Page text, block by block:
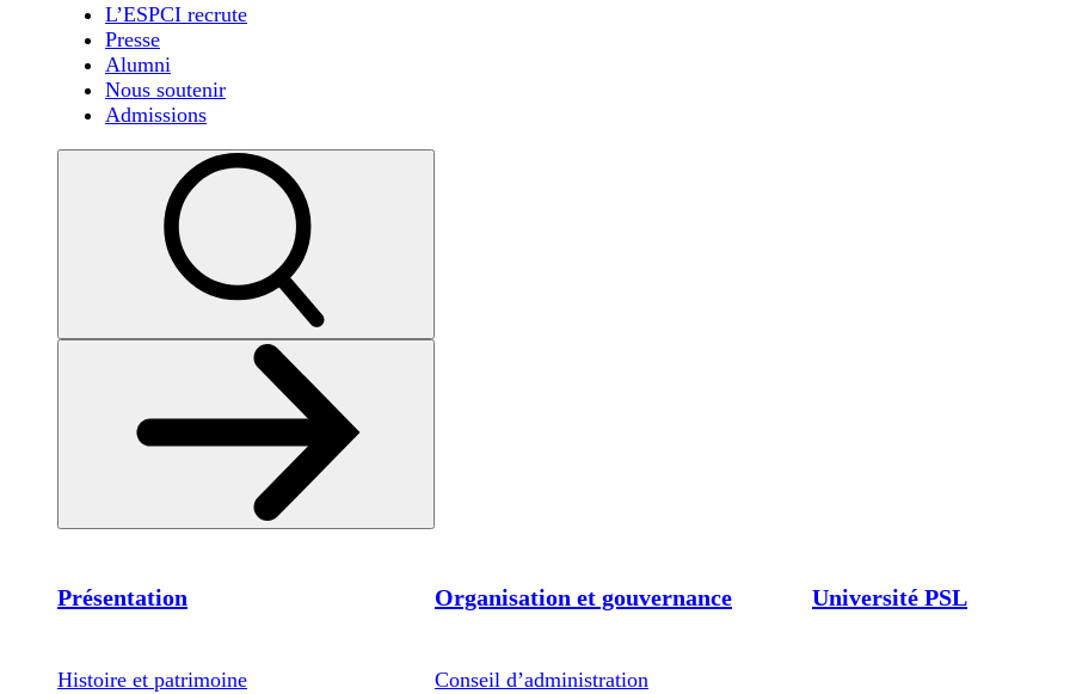
L’ESPCI recrute
Presse
Alumni
Nous soutenir
Admissions
Présentation
Histoire et patrimoine
Organisation et gouvernance
Conseil d’administration
Université PSL